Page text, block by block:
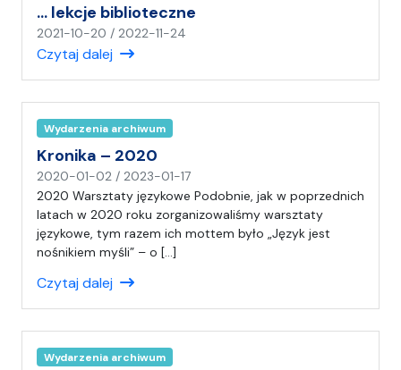
a
… lekcje biblioteczne
2021-10-20 / 2022-11-24
s
a
)
C
H
Czytaj dalej
Wydarzenia archiwum
Kronika – 2020
2020-01-02 / 2023-01-17
a
p
i
(
2020 Warsztaty językowe Podobnie, jak w poprzednich
latach w 2020 roku zorganizowaliśmy warsztaty
językowe, tym razem ich mottem było „Język jest
nośnikiem myśli” – o […]
Czytaj dalej
Wydarzenia archiwum